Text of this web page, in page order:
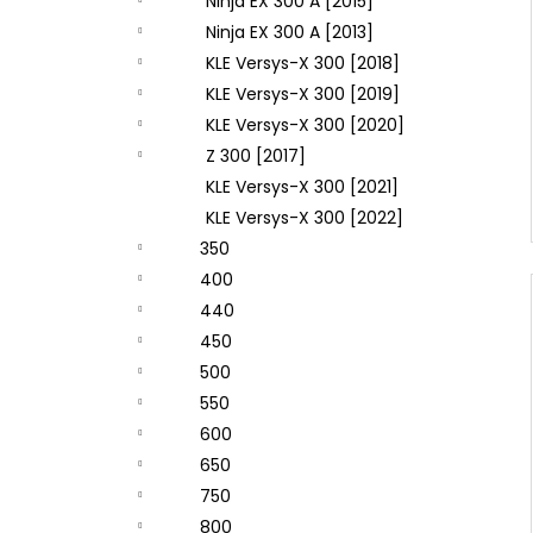
Ninja EX 300 A [2013]
KLE Versys-X 300 [2018]
KLE Versys-X 300 [2019]
KLE Versys-X 300 [2020]
Z 300 [2017]
KLE Versys-X 300 [2021]
KLE Versys-X 300 [2022]
350
400
440
450
500
550
600
650
750
800